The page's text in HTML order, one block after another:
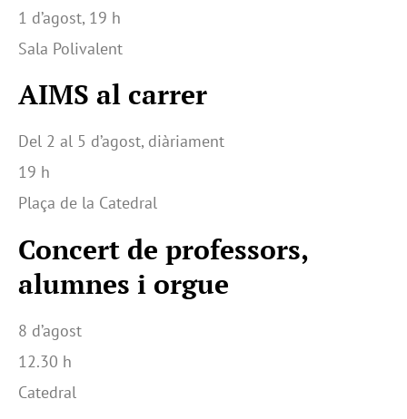
1 d’agost, 19 h
Sala Polivalent
AIMS al carrer
Del 2 al 5 d’agost, diàriament
19 h
Plaça de la Catedral
Concert de professors,
alumnes i orgue
8 d’agost
12.30 h
Catedral